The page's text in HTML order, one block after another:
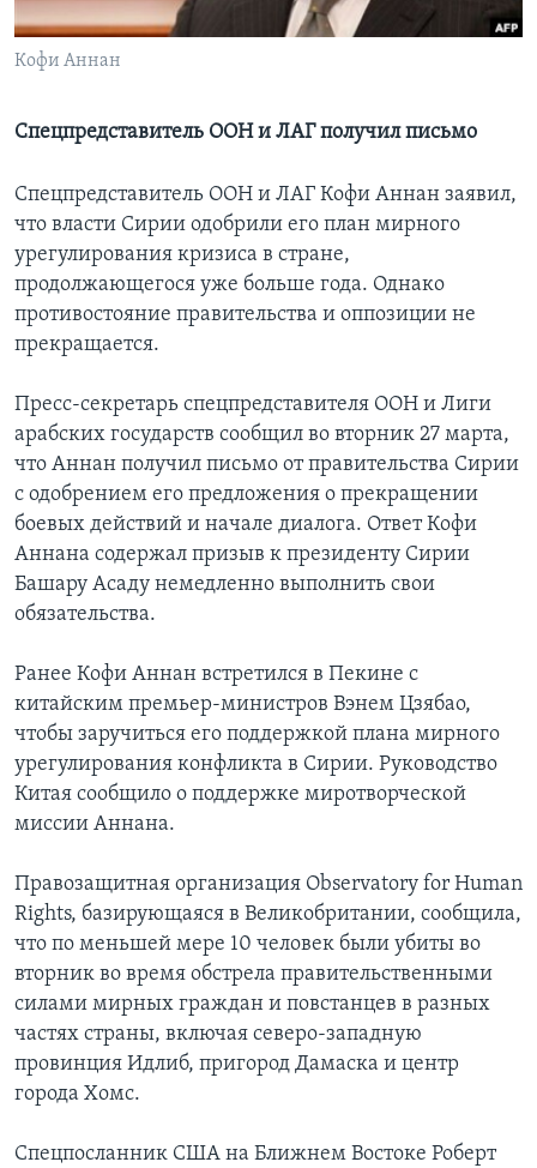
Learning English
Языки
Кофи Аннан
Спецпредставитель ООН и ЛАГ получил письмо
Спецпредставитель ООН и ЛАГ Кофи Аннан заявил,
что власти Сирии одобрили его план мирного
урегулирования кризиса в стране,
продолжающегося уже больше года. Однако
противостояние правительства и оппозиции не
прекращается.
Пресс-секретарь спецпредставителя ООН и Лиги
арабских государств сообщил во вторник 27 марта,
что Аннан получил письмо от правительства Сирии
с одобрением его предложения о прекращении
боевых действий и начале диалога. Ответ Кофи
Аннана содержал призыв к президенту Сирии
Башару Асаду немедленно выполнить свои
обязательства.
Ранее Кофи Аннан встретился в Пекине с
китайским премьер-министров Вэнем Цзябао,
чтобы заручиться его поддержкой плана мирного
урегулирования конфликта в Сирии. Руководство
Китая сообщило о поддержке миротворческой
миссии Аннана.
Правозащитная организация Observatory for Human
Rights, базирующаяся в Великобритании, сообщила,
что по меньшей мере 10 человек были убиты во
вторник во время обстрела правительственными
силами мирных граждан и повстанцев в разных
частях страны, включая северо-западную
провинция Идлиб, пригород Дамаска и центр
города Хомс.
Спецпосланник США на Ближнем Востоке Роберт